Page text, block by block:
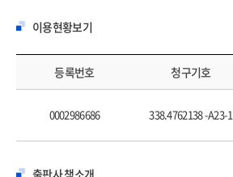
5 Mortars and Mass Production
PART II THE CIRCUITRY OF THE AMERICAN WORLD
7 Soviet Silicon Valley
8 “Copy It”
10 “Transistor Girls”
11 Precision Strike
이용현황보기
등록번호 청구기호
0002986686 338.4762138 -A23-1
출판사 책소개